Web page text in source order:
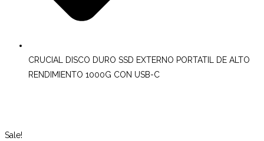
CRUCIAL DISCO DURO SSD EXTERNO PORTATIL DE ALTO
RENDIMIENTO 1000G CON USB-C
Sale!